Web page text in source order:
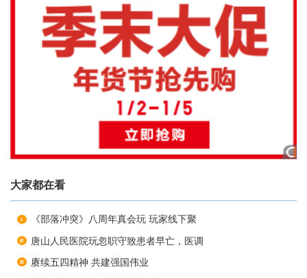
大家都在看
《部落冲突》八周年真会玩 玩家线下聚
唐山人民医院玩忽职守致患者早亡，医调
赓续五四精神 共建强国伟业